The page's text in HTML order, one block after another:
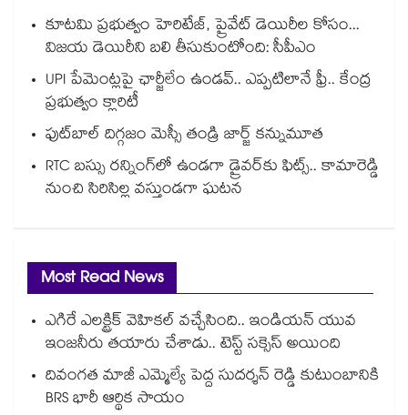
కూటమి ప్రభుత్వం హెరిటేజ్, ప్రైవేట్ డెయిరీల కోసం...
విజయ డెయిరీని బలి తీసుకుంటోంది: సీపీఎం
UPI పేమెంట్లపై ఛార్జీలేం ఉండవ్.. ఎప్పటిలానే ఫ్రీ.. కేంద్ర
ప్రభుత్వం క్లారిటీ
ఫుట్‎బాల్ దిగ్గజం మెస్సీ తండ్రి జార్జ్ కన్నుమూత
RTC బస్సు రన్నింగ్⁫లో ఉండగా డ్రైవర్‌కు ఫిట్స్.. కామారెడ్డి
నుంచి సిరిసిల్ల వస్తుండగా ఘటన
Most Read News
ఎగిరే ఎలక్ట్రిక్ వెహికల్ వచ్చేసింది.. ఇండియన్ యువ
ఇంజనీరు తయారు చేశాడు.. టెస్ట్ సక్సెస్ అయింది
దివంగత మాజీ ఎమ్మెల్యే పెద్ద సుదర్శన్ రెడ్డి కుటుంబానికి
BRS భారీ ఆర్థిక సాయం